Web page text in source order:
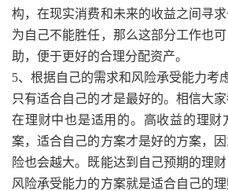
构，在现实消费和未来的收益之间寻
为自己不能胜任，那么这部分工作也
助，便于更好的合理分配资产。
5、根据自己的需求和风险承受能力考
只有适合自己的才是最好的。相信大
在理财中也是适用的。高收益的理财
案，适合自己的方案才是好的方案，
险也会越大。既能达到自己预期的理
风险承受能力的方案就是适合自己的